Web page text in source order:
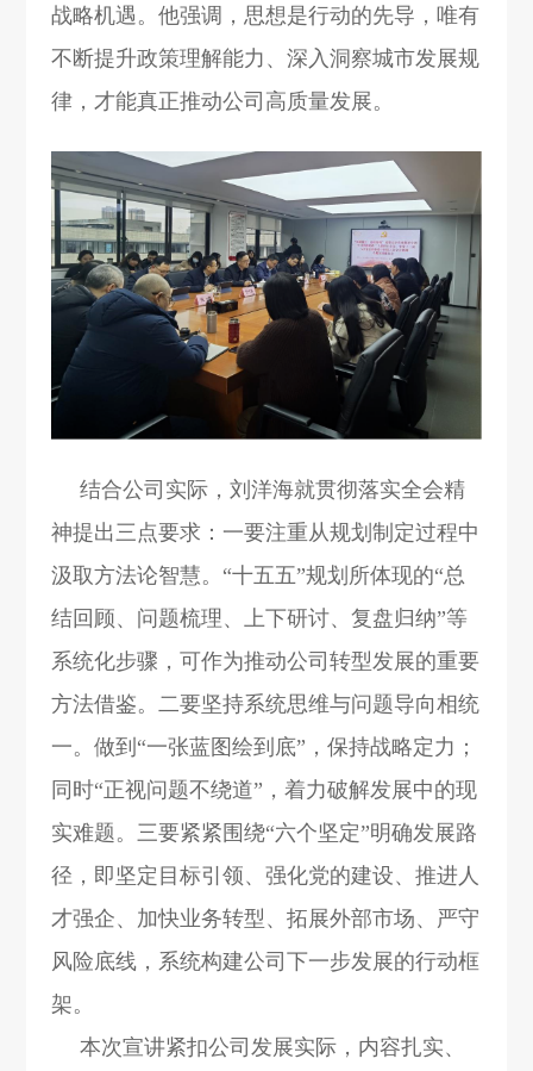
战略机遇。他强调，思想是行动的先导，唯有
不断提升政策理解能力、深入洞察城市发展规
律，才能真正推动公司高质量发展。
结合公司实际，刘洋海就贯彻落实全会精
神提出三点要求：一要注重从规划制定过程中
汲取方法论智慧。“十五五”规划所体现的“总
结回顾、问题梳理、上下研讨、复盘归纳”等
系统化步骤，可作为推动公司转型发展的重要
方法借鉴。二要坚持系统思维与问题导向相统
一。做到“一张蓝图绘到底”，保持战略定力；
同时“正视问题不绕道”，着力破解发展中的现
实难题。三要紧紧围绕“六个坚定”明确发展路
径，即坚定目标引领、强化党的建设、推进人
才强企、加快业务转型、拓展外部市场、严守
风险底线，系统构建公司下一步发展的行动框
架。
本次宣讲紧扣公司发展实际，内容扎实、